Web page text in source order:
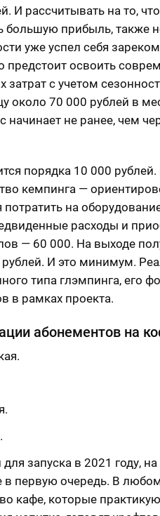
И рассчитывать на то, что
большую прибыль, также
уже успел себя
предстоит освоить
с учетом
около 70 000 рублей в
не ранее, чем
порядка 10 000
кемпинга —
на
расходы и
— 60 000. На выходе
И это минимум.
типа глэмпинга, его
в рамках проекта.
абонементов на
запуска в 2021 году, на
в первую очередь. В
кафе, которые